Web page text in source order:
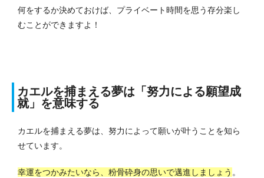
何をするか決めておけば、プライベート時間を思う存分楽し
むことができますよ！
カエルを捕まえる夢は「努力による願望成
就」を意味する
カエルを捕まえる夢は、努力によって願いが叶うことを知ら
せています。
幸運をつかみたいなら、粉骨砕身の思いで邁進しましょう 。